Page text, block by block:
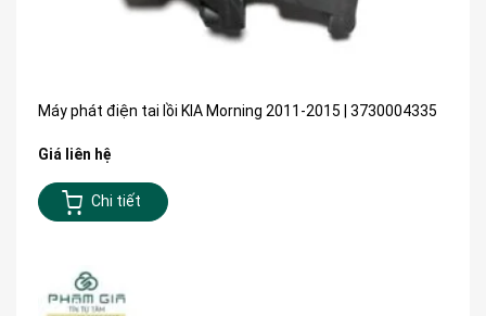
Máy phát điện tai lồi KIA Morning 2011-2015 | 3730004335
Giá liên hệ
Chi tiết